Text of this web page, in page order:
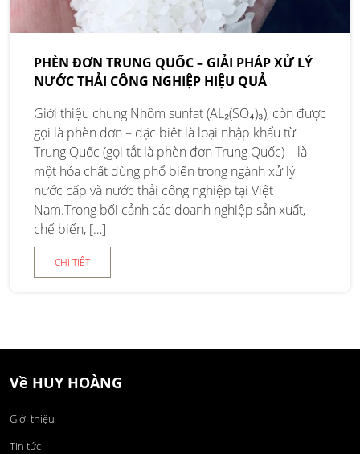
PHÈN ĐƠN TRUNG QUỐC – GIẢI PHÁP XỬ LÝ
NƯỚC THẢI CÔNG NGHIỆP HIỆU QUẢ
Giới thiệu chung Nhôm sunfat (AL₂(SO₄)₃), còn được
gọi là phèn đơn – đặc biệt là loại nhập khẩu từ
Trung Quốc (gọi tắt là phèn đơn Trung Quốc) – là
một hóa chất dùng phổ biến trong ngành xử lý
nước cấp và nước thải công nghiệp tại Việt
Nam.Trong bối cảnh các doanh nghiệp sản xuất,
chế biến, […]
CHI TIẾT
Về HUY HOÀNG
Giới thiệu
Tin tức